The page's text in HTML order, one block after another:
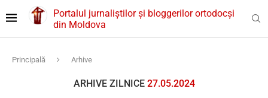
Portalul jurnaliștilor și bloggerilor ortodocși
din Moldova
Principală Arhive
ARHIVE ZILNICE 27.05.2024